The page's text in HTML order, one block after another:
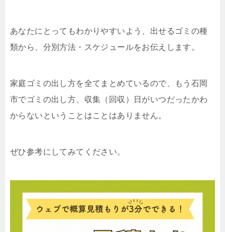
あなたにとってもわかりやすいよう、出せるゴミの種
類から、分別方法・スケジュールをお伝えします。
家庭ゴミの出し方を全てまとめているので、もう石岡
市でゴミの出し方、収集（回収）日がいつだったかわ
からないということはことはありません。
ぜひ参考にしてみてください。